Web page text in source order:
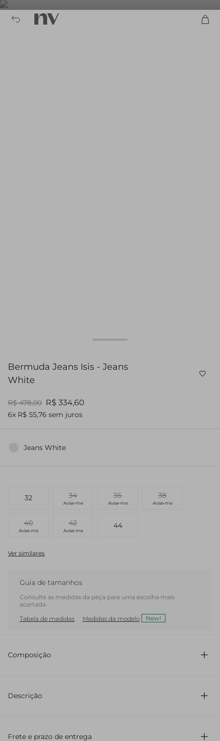
Bermuda Jeans Isis - Jeans
White
R$ 478,00 R$ 334,60
6x R$ 55,76 sem juros
Jeans White
32 34
Avise-me
36
Avise-me
38
Avise-me
40
Avise-me
42
Avise-me
44
Ver similares
Guia de tamanhos
Consulte as medidas da peça para uma escolha mais
acertada
Tabela de medidas
Medidas da modelo New!
Composição
Descrição
Modelagem regular
Frete e prazo de entrega